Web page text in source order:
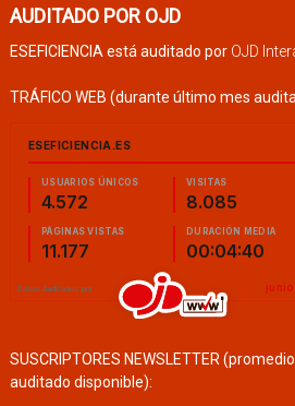
AUDITADO POR OJD
ESEFICIENCIA está auditado por OJD
TRÁFICO WEB (durante último mes
SUSCRIPTORES NEWSLETTER
auditado disponible):